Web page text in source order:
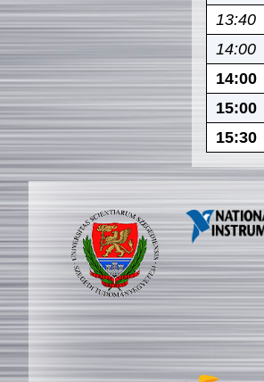
13:40
14:00
14:00
15:00
15:30